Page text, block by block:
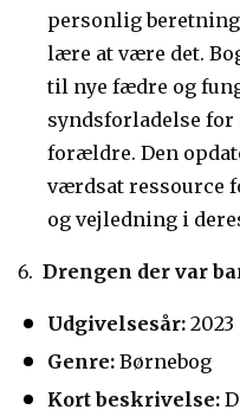
personlig
lære at være det.
til nye fædre og
syndsforladelse
forældre. Den
værdsat ressource
og vejledning i
Drengen der var
Udgivelsesår: 2023
Genre: Børnebog
Kort beskrivelse: